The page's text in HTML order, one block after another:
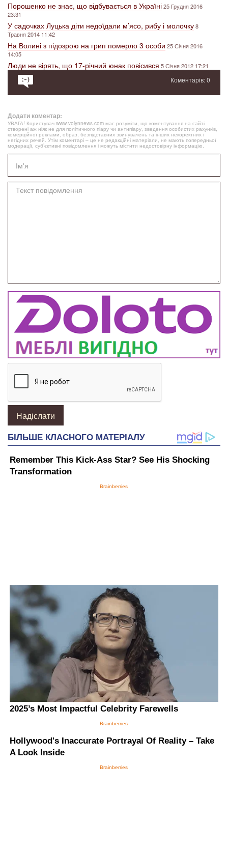
Порошенко не знає, що відбувається в Україні25 Грудня 2016
23:31
У садочках Луцька діти недоїдали м’ясо, рибу і молочку8
Травня 2014 11:42
На Волині з підозрою на грип померло 3 особи 25 Січня 2016
14:05
Люди не вірять, що 17-річний юнак повісився 5 Січня 2012 17:21
Коментарів: 0
Додати коментар:
УВАГА! Користувач www.volynnews.com має розуміти, що коментування на сайті
створені аж ніяк не для політичного піару чи антипіару, зведення особистих рахунків,
комерційної реклами, образ, безпідставних звинувачень та інших некоректних і
негідних речей. Утім коментарі – це не редакційні матеріали, не мають попередньої
модерації, суб’єктивні повідомлення і можуть містити недостовірну інформацію.